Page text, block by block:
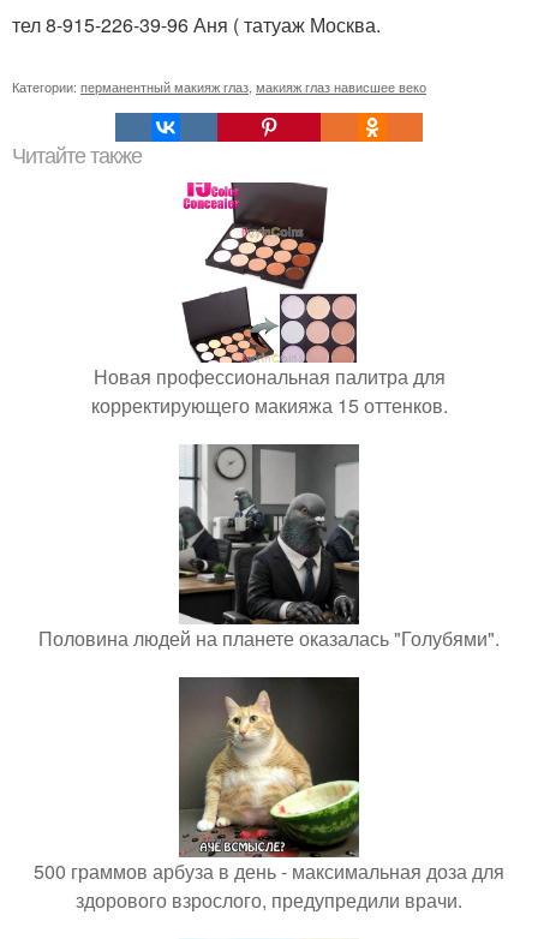
тел 8-915-226-39-96 Аня ( татуаж Москва.
Категории: перманентный макияж глаз макияж глаз нависшее веко
Читайте также
Новая профессиональная палитра для
корректирующего макияжа 15 оттенков.
Половина людей на планете оказалась "Голубями".
500 граммов арбуза в день - максимальная доза для
здорового взрослого, предупредили врачи.